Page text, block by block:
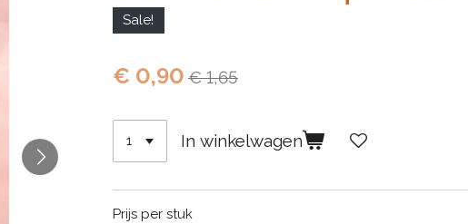
Sale!
€ 0,90 € 1,65
In winkelwagen
Prijs per stuk